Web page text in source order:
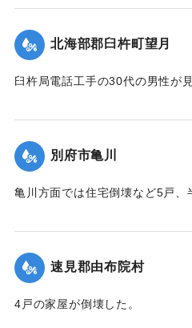
といずれも40代の親戚の男女2
を負った。
【出典：大分合同新聞 1942年8
北海部郡臼杵町望月
臼杵局電話工手の30代の男性が
｜固有コード:
別府市亀川
亀川方面では住宅倒壊など5戸
｜固有コード:
速見郡由布院村
4戸の家屋が倒壊した。